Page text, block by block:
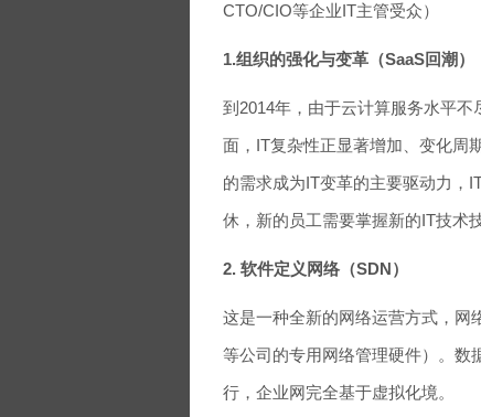
CTO/CIO等企业IT主管受众）
1.组织的强化与变革（SaaS回潮）
到2014年，由于云计算服务水平
面，IT复杂性正显著增加、变化周
的需求成为IT变革的主要驱动力，
休，新的员工需要掌握新的IT技术技
2. 软件定义网络（SDN）
这是一种全新的网络运营方式，网
等公司的专用网络管理硬件）。数
行，企业网完全基于虚拟化境。